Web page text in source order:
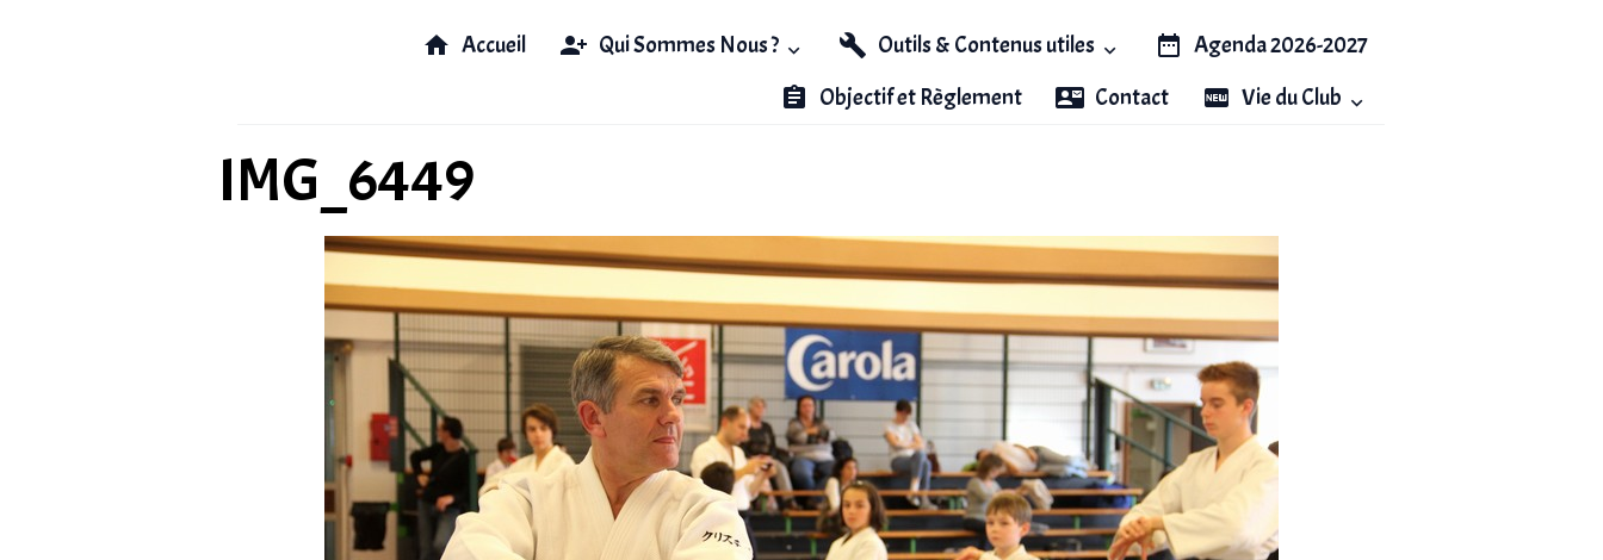
Accueil Qui Sommes Nous ? Outils & Contenus utiles
Agenda 2026-2027
Objectif et Règlement
Contact Vie du Club
IMG_6449